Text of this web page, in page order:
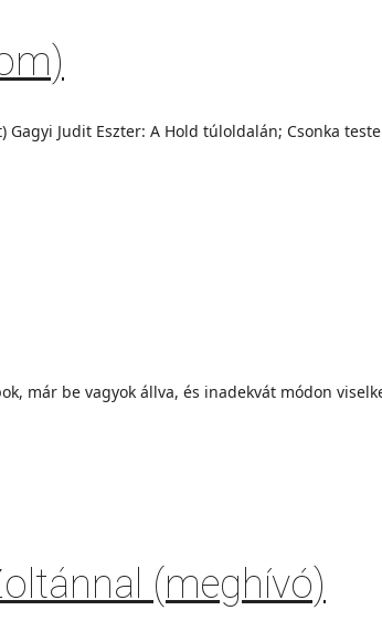
Judit Eszter: A Hold túloldalán; Csonka
be vagyok állva, és inadekvát módon
(meghívó)